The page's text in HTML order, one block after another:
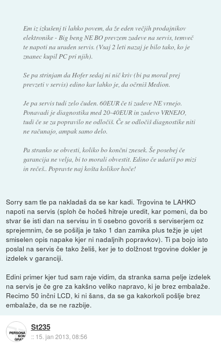
Em iz izkušenj ti lahko povem, da že eden večjih prodajnikov
elektronike - Big beng NE BO prevzem zadeve na servis, temveč
te napoti na uraden servis. (Vsaj 2 leti nazaj je bilo tako, ko je
znanec kupil PC pri njih).
Se pa strinjam da Hofer sedaj ni nič kriv (bi pa moral prej
prevzeti v servis) edino kar lahko je, da očrniš Medion.
Je pa servis tudi zelo čuden. 60EUR če ti zadeve NE vrnejo.
Ponavadi je diagnostika med 20-40EUR in zadevo VRNEJO,
tudi če se za popravilo ne odločiš. Če se odločiš diagnostike niti
ne računajo, ampak samo delo.
Pa stranko se obvesti, koliko bo končni znesek. Še posebej če
garancija ne velja, bi to morali obvestit. Edino če udariš po mizi
in rečeš.. Popravte naj košta kolikor hoče!
Sorry sam tle pa nakladaš da se kar kadi. Trgovina te LAHKO
napoti na servis (sploh če hočeš hitreje uredit, kar pomeni, da bo
stvar še isti dan na servisu in ti osebno govoriš s serviserjem oz
sprejemnim, če se pošilja je tako 1 dan zamika plus težje je ujet
smiselen opis napake kjer ni nadaljnih popravkov). Ti pa bojo isto
poslal na servis če tako želiš, ker je to dolžnost trgovine dokler je
izdelek v garanciji.
Edini primer kjer tud sam raje vidim, da stranka sama pelje izdelek
na servis je če gre za kakšno veliko napravo, ki je brez embalaže.
Recimo 50 inčni LCD, ki ni šans, da se ga kakorkoli pošlje brez
embalaže, da se ne razbije.
St235
:: 15. jan 2013, 08:56